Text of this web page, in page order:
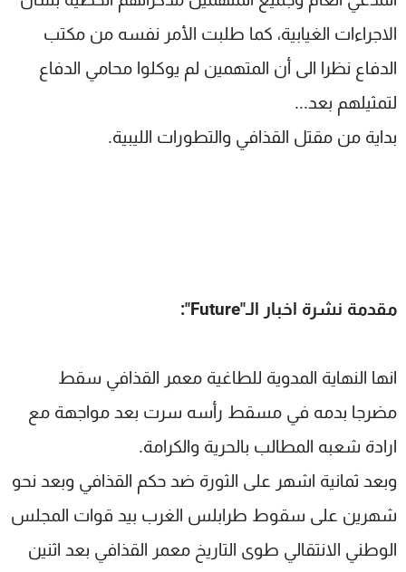
الاجراءات الغيابية، كما طلبت الأمر نفسه من مكتب
الدفاع نظرا الى أن المتهمين لم يوكلوا محامي الدفاع
لتمثيلهم بعد...
بداية من مقتل القذافي والتطورات الليبية.
مقدمة نشرة اخبار الـ"Future
":
انها النهاية المدوية للطاغية معمر القذافي سقط
مضرجا بدمه في مسقط رأسه سرت بعد مواجهة مع
ارادة شعبه المطالب بالحرية والكرامة.
وبعد ثمانية اشهر على الثورة ضد حكم القذافي وبعد نحو
شهرين على سقوط طرابلس الغرب بيد قوات المجلس
الوطني الانتقالي طوى التاريخ معمر القذافي بعد اثنين